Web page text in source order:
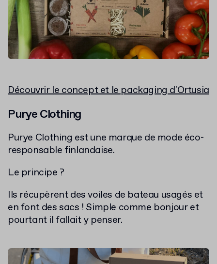
Découvrir le concept et le packaging d'Ortusia
Purye Clothing
Purye Clothing est une marque de mode éco-
responsable finlandaise.
Le principe ?
Ils récupèrent des voiles de bateau usagés et
en font des sacs ! Simple comme bonjour et
pourtant il fallait y penser.